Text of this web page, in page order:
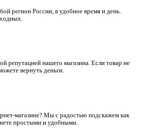
регион России, в удобное время и день.
репутацией нашего магазина. Если товар не
вернуть деньги.
магазине? Мы с радостью подскажем как
простыми и удобными.